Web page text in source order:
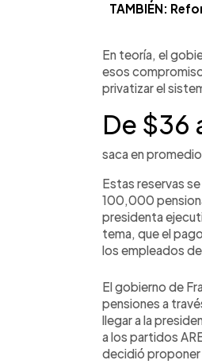
TAMBIÉN:
En teoría, el
esos
privatizar el
De $36
saca en
Estas reservas
100,000
presidenta
tema, que el
los empleados
El gobierno de
pensiones a
llegar a la
a los partidos
decidió proponer